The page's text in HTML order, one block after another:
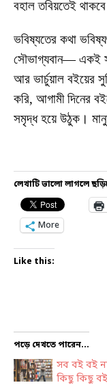
বহাল তবিয়তেই
ভবিষ্যতের কথা
সৌভাগ্যবান— একই
আর ভার্চুয়াল বইয়ের
করি, আগামী দিনের
সমৃদ্ধ হয়ে উঠুক।
লেখাটি ভালো লাগলে
More
Like this:
পড়ে দেখতে পারেন...
সব বই বই
কিছু কিছু বই